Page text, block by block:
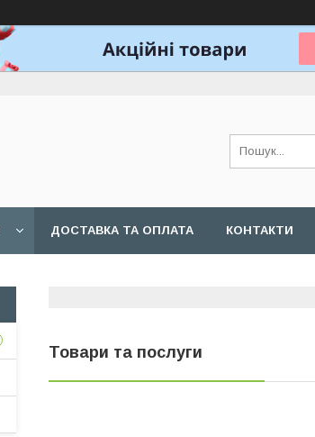
ДОСТАВКА ТА ОПЛАТА КОНТАКТИ
Товари та послуги